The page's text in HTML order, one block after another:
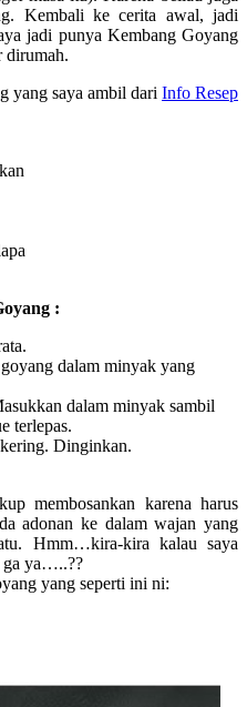
Kembali ke cerita awal, jadi
jadi punya Kembang Goyang
dirumah.
yang saya ambil dari Info Resep
:
dalam minyak yang
dalam minyak sambil
terlepas.
Dinginkan.
membosankan karena harus
adonan ke dalam wajan yang
Hmm…kira-kira kalau saya
ga ya…..??
yang seperti ini ni: